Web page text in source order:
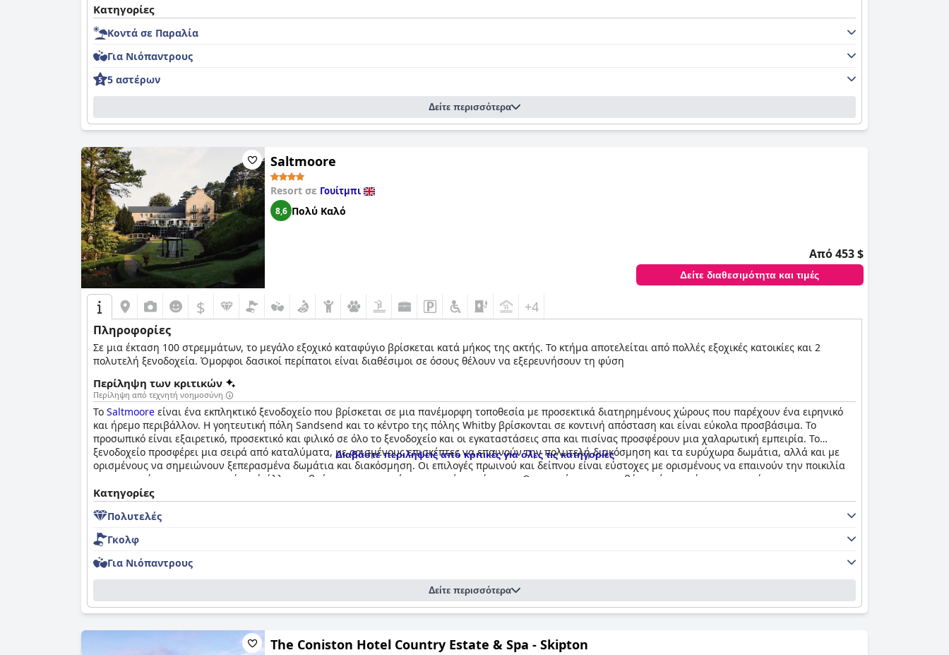
Κατηγορίες
Κοντά σε Παραλία
Για Νιόπαντρους
5 αστέρων
Δείτε περισσότερα
Saltmoore
Resort σε Γουίτμπι
8,6 Πολύ Καλό
Από 453 $
Δείτε διαθεσιμότητα και τιμές
$ +4
Πληροφορίες
Σε μια έκταση 100 στρεμμάτων, το μεγάλο εξοχικό καταφύγιο βρίσκεται κατά μήκος της ακτής. Το κτήμα αποτελείται από πολλές εξοχικές κατοικίες και 2
πολυτελή ξενοδοχεία. Όμορφοι δασικοί περίπατοι είναι διαθέσιμοι σε όσους θέλουν να εξερευνήσουν τη φύση
Περίληψη των κριτικών
Περίληψη από τεχνητή νοημοσύνη
Το Saltmoore είναι ένα εκπληκτικό ξενοδοχείο που βρίσκεται σε μια πανέμορφη τοποθεσία με προσεκτικά διατηρημένους χώρους που παρέχουν ένα ειρηνικό
και ήρεμο περιβάλλον. Η γοητευτική πόλη Sandsend και το κέντρο της πόλης Whitby βρίσκονται σε κοντινή απόσταση και είναι εύκολα προσβάσιμα. Το
προσωπικό είναι εξαιρετικό, προσεκτικό και φιλικό σε όλο το ξενοδοχείο και οι εγκαταστάσεις σπα και πισίνας προσφέρουν μια χαλαρωτική εμπειρία. Το
ξενοδοχείο προσφέρει μια σειρά από καταλύματα, με ορισμένους επισκέπτες να επαινούν την πολυτελή διακόσμηση και τα ευρύχωρα δωμάτια, αλλά και με
ορισμένους να σημειώνουν ξεπερασμένα δωμάτια και διακόσμηση. Οι επιλογές πρωινού και δείπνου είναι εύστοχες με ορισμένους να επαινούν την ποικιλία
και την ποιότητα του φαγητού, ενώ άλλοι το βρήκαν υπερτιμημένο και χωρίς καρύκευμα. Οι κριτικές για τα κρεβάτια είναι ανάμεικτες με κάποιους να
βρίσκουν τα κρεβάτια εκπληκτικά άνετα, ενώ άλλοι τα βρίσκουν άβολα και χρειάζονται αντικατάσταση. Συνολικά, το
διαμονή με εξαιρετικές εγκαταστάσεις και περιβάλλον, καθιστώντας το μια εξαιρετική επιλογή για μια χαλαρωτική και ρομαντική απόδραση ή για μια βραδινή
έξοδο με τα κατοικίδια ζώα.
Διαβάστε περιλήψεις από κριτικές για όλες τις κατηγορίες
Κατηγορίες
Πολυτελές
Γκολφ
Για Νιόπαντρους
Δείτε περισσότερα
The Coniston Hotel Country Estate & Spa - Skipton